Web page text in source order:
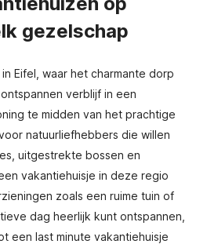
gezelschap
Eifel, waar het charmante dorp
verblijf in een
te midden van het prachtige
natuurliefhebbers die willen
uitgestrekte bossen en
vakantiehuisje in deze regio
zoals een ruime tuin of
dag heerlijk kunt ontspannen,
een last minute vakantiehuisje